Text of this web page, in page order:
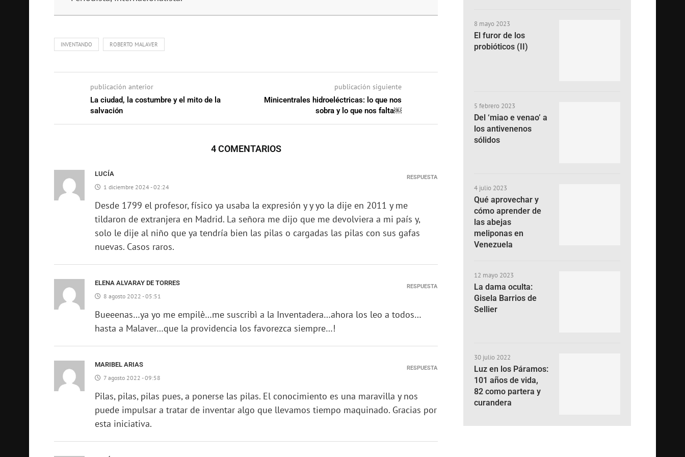
INVENTANDO ROBERTO MALAVER
publicación anterior
La ciudad, la costumbre y el mito de la
salvación
publicación siguiente
Minicentrales hidroeléctricas: lo que nos
sobra y lo que nos falta￼
4 COMENTARIOS
LUCÍA
1 diciembre 2024 - 02:24
Desde 1799 el profesor, físico ya usaba la expresión y y yo la dije en 2011 y me
tildaron de extranjera en Madrid. La señora me dijo que me devolviera a mi país y,
solo le dije al niño que ya tendría bien las pilas o cargadas las pilas con sus gafas
nuevas. Casos raros.
RESPUESTA
ELENA ALVARAY DE TORRES
8 agosto 2022 - 05:51
Bueeenas…ya yo me empilè…me suscribì a la Inventadera…ahora los leo a todos…
hasta a Malaver…que la providencia los favorezca siempre…!
RESPUESTA
MARIBEL ARIAS
7 agosto 2022 - 09:58
Pilas, pilas, pilas pues, a ponerse las pilas. El conocimiento es una maravilla y nos
puede impulsar a tratar de inventar algo que llevamos tiempo maquinado. Gracias por
esta iniciativa.
RESPUESTA
8 mayo 2023
El furor de los
probióticos (II)
5 febrero 2023
Del ‘miao e venao’ a
los antivenenos
sólidos
4 julio 2023
Qué aprovechar y
cómo aprender de
las abejas
meliponas en
Venezuela
12 mayo 2023
La dama oculta:
Gisela Barrios de
Sellier
30 julio 2022
Luz en los Páramos:
101 años de vida,
82 como partera y
curandera